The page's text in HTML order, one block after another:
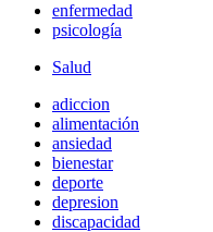
enfermedad
psicología
Salud
adiccion
alimentación
ansiedad
bienestar
deporte
depresion
discapacidad